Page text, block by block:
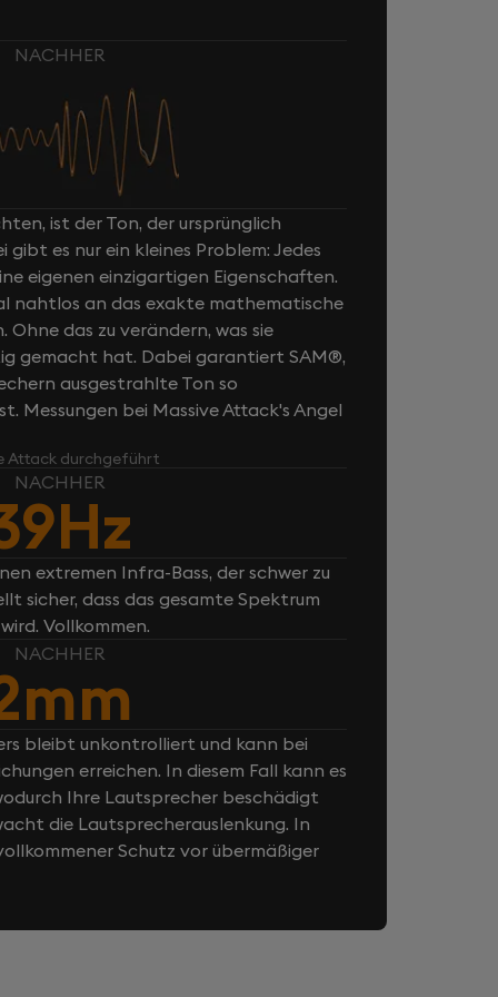
NACHHER
ist der Ton, der ursprünglich
es nur ein kleines Problem: Jedes
eigenen einzigartigen Eigenschaften.
nahtlos an das exakte mathematische
das zu verändern, was sie
gemacht hat. Dabei garantiert SAM®,
ausgestrahlte Ton so
Messungen bei Massive Attack's Angel
Attack durchgeführt
NACHHER
extremen Infra-Bass, der schwer zu
sicher, dass das gesamte Spektrum
Vollkommen.
NACHHER
bleibt unkontrolliert und kann bei
erreichen. In diesem Fall kann es
Ihre Lautsprecher beschädigt
die Lautsprecherauslenkung. In
Schutz vor übermäßiger